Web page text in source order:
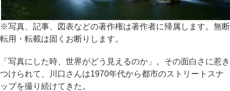
※写真、記事、図表などの著作権は著作者に帰属します。無断
転用・転載は固くお断りします。
「写真にした時、世界がどう見えるのか」。その面白さに惹き
つけられて、川口さんは1970年代から都市のストリートスナ
ップを撮り続けてきた。